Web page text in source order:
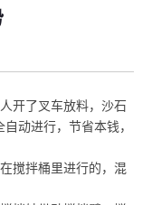
开了叉车放料，沙石
动进行，节省本钱，
搅拌桶里进行的，混